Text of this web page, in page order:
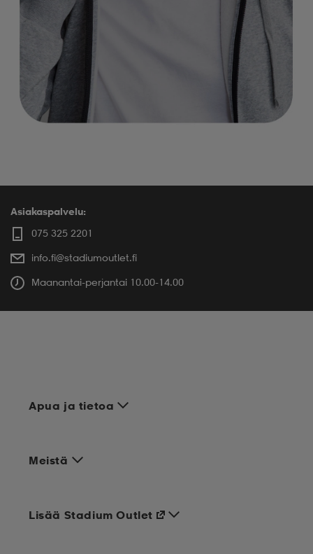
Asiakaspalvelu:
075 325 2201
info.fi@stadiumoutlet.fi
Maanantai-perjantai 10.00-14.00
Apua ja tietoa
Meistä
Lisää Stadium Outlet